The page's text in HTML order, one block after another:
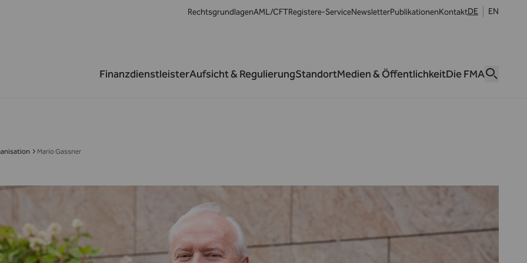
RechtsgrundlagenAML/CFTRegistere-ServiceNewsletterPublikationenKontaktDE EN
FinanzdienstleisterAufsicht & RegulierungStandortMedien & ÖffentlichkeitDie FMA
Mario Gassner